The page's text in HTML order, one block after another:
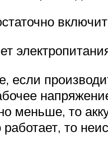
если
меньше, то
работает, то